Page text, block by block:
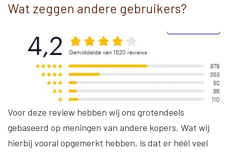
Wat zeggen andere gebruikers?
Voor deze review hebben wij ons grotendeels
gebaseerd op meningen van andere kopers. Wat wij
hierbij vooral opgemerkt hebben, is dat er héél veel